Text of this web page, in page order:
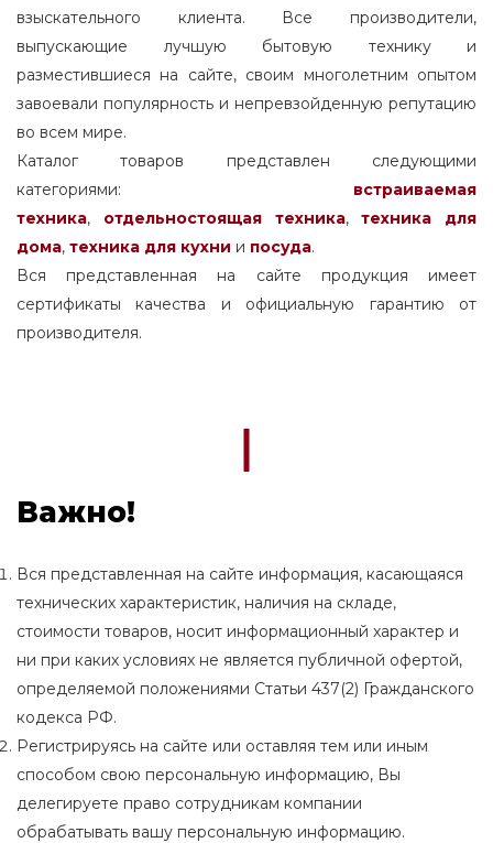
взыскательного клиента. Все производители,
выпускающие лучшую бытовую технику и
разместившиеся на сайте, своим многолетним опытом
завоевали популярность и непревзойденную репутацию
во всем мире.
Каталог товаров представлен следующими
категориями: встраиваемая
техника, отдельностоящаятехника,
техника для
дома, техника для кухни и посуда.
Вся представленная на сайте продукция имеет
сертификаты качества и официальную гарантию от
производителя.
Важно!
Вся представленная на сайте информация, касающаяся
технических характеристик, наличия на складе,
стоимости товаров, носит информационный характер и
ни при каких условиях не является публичной офертой,
определяемой положениями Статьи 437(2) Гражданского
кодекса РФ.
Регистрируясь на сайте или оставляя тем или иным
способом свою персональную информацию, Вы
делегируете право сотрудникам компании
обрабатывать вашу персональную информацию.